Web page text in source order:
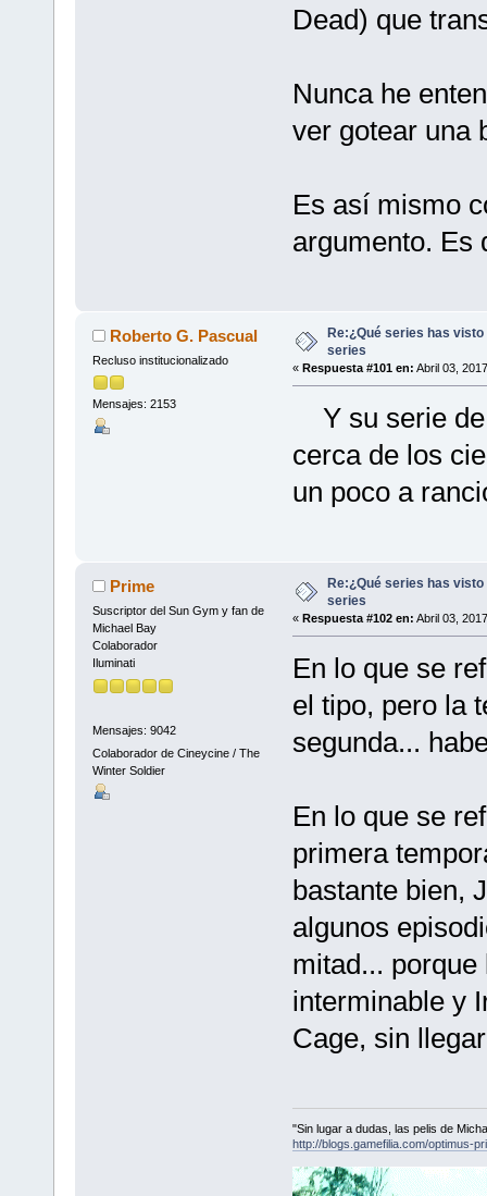
Dead) que
Nunca he
ver gotear una
Es así mismo
argumento. Es
Roberto G. Pascual
Recluso institucionalizado
Mensajes: 2153
Re:¿Qué series has
series
« Respuesta #101 en: Abril 03,
Y su serie de
cerca de los
un poco a
Prime
Suscriptor del Sun Gym y fan de
Michael Bay
Colaborador
Iluminati
Mensajes: 9042
Colaborador de Cineycine / The
Winter Soldier
Re:¿Qué series has
series
« Respuesta #102 en: Abril 03,
En lo que se
el tipo, pero la
segunda...
En lo que se
primera
bastante bien,
algunos
mitad...
interminable y
Cage, sin
"Sin lugar a dudas, las pelis de
http://blogs.gamefilia.com/optimus-